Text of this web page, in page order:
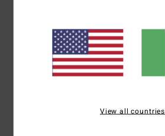
Padding:Removable pads
Straps:Halter ties straps
Closure:Ties at centre back closure
View all countries